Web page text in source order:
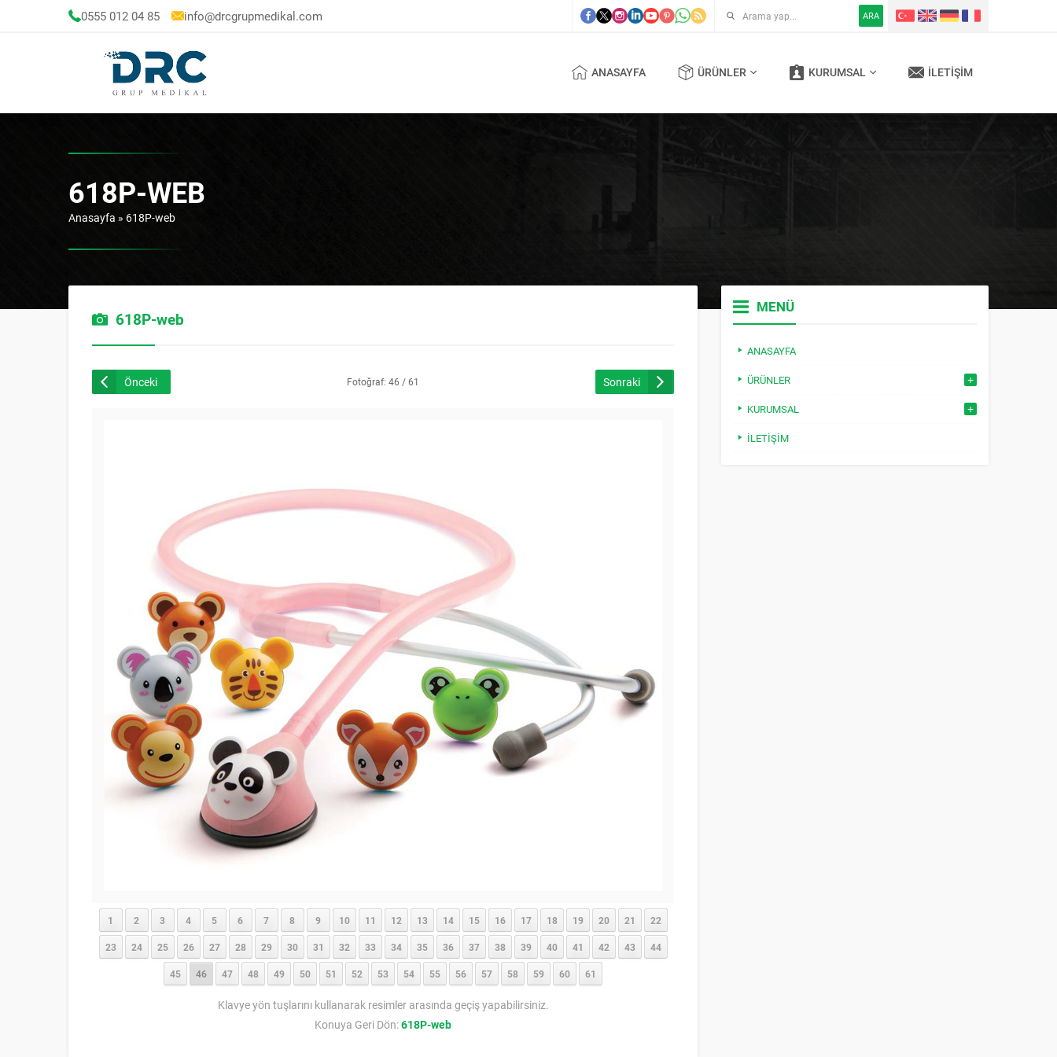
0555 012 04 85 info@drcgrupmedikal.com ARA
ANASAYFA ÜRÜNLER KURUMSAL İLETIŞIM
618P-WEB
Anasayfa » 618P-web
618P-web
Önceki Fotoğraf: 46 / 61 Sonraki
1 2 3 4 5 6 7 8 9 10 11 12 13 14 15 16 17 18 19 20 21 22
23 24 25 26 27 28 29 30 31 32 33 34 35 36 37 38 39 40 41 42 43 44
45 46 47 48 49 50 51 52 53 54 55 56 57 58 59 60 61
Klavye yön tuşlarını kullanarak resimler arasında geçiş yapabilirsiniz.
Konuya Geri Dön:618P-web
MENÜ
ANASAYFA
ÜRÜNLER
KURUMSAL
İLETIŞIM